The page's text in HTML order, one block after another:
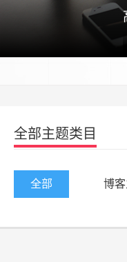
全部主题类目
全部 博